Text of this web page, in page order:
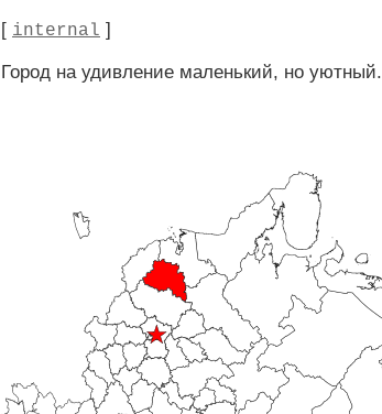
[ internal ]
Город на удивление маленький, но уютный.